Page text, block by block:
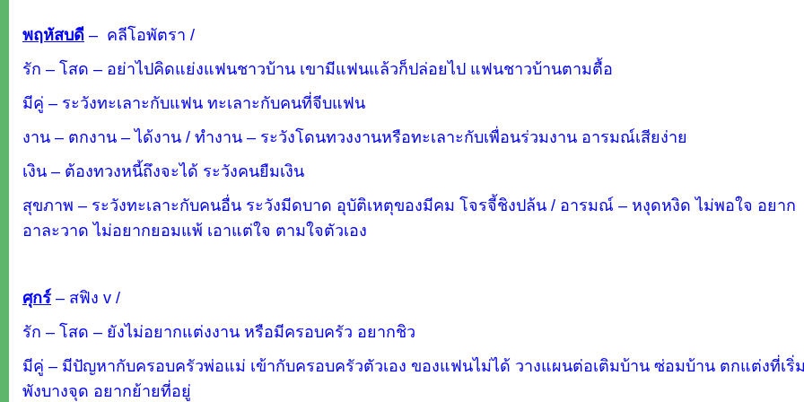
พฤหัสบดี – คลีโอพัตรา /
รัก – โสด – อย่าไปคิดแย่งแฟนชาวบ้าน เขามีแฟนแล้วก็ปล่อยไป แฟนชาวบ้านตามตื้อ
มีคู่ – ระวังทะเลาะกับแฟน ทะเลาะกับคนที่จีบแฟน
งาน – ตกงาน – ได้งาน / ทำงาน – ระวังโดนทวงงานหรือทะเลาะกับเพื่อนร่วมงาน อารมณ์เสียง่าย
เงิน – ต้องทวงหนี้ถึงจะได้ ระวังคนยืมเงิน
สุขภาพ – ระวังทะเลาะกับคนอื่น ระวังมีดบาด อุบัติเหตุของมีคม โจรจี้ชิงปล้น / อารมณ์ – หงุดหงิด ไม่พอใจ อยาก
อาละวาด ไม่อยากยอมแพ้ เอาแต่ใจ ตามใจตัวเอง
ศุกร์ – สฟิง v /
รัก – โสด – ยังไม่อยากแต่งงาน หรือมีครอบครัว อยากชิว
มีคู่ – มีปัญหากับครอบครัวพ่อแม่ เข้ากับครอบครัวตัวเอง ของแฟนไม่ได้ วางแผนต่อเติมบ้าน ซ่อมบ้าน ตกแต่งที่เริ่
พังบางจุด อยากย้ายที่อยู่